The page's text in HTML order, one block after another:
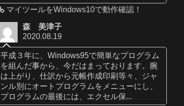
マイツールをWindows10で動作確認！
森 美津子
2020.08.19
平成３年に、Windows95で簡単なプログラム
を組んだ事から、今だはまっております。腕
は上がり、仕訳から元帳作成印刷等々、ジャ
ンル別にオートプログラムをメニューにし、
プログラムの最後には、エクセル保...